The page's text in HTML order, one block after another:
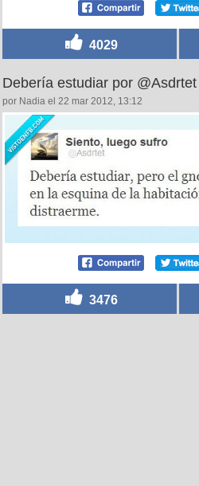
4029
Debería estudiar por @Asdrtet
por Nadia el 22 mar 2012, 13:12
3476